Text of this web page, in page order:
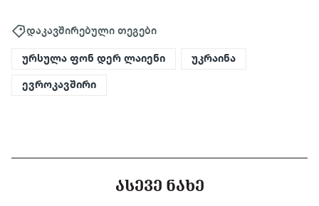
დაკავშირებული თეგები
ურსულა ფონ დერ ლაიენი უკრაინა
ევროკავშირი
ᲐᲡᲔᲕᲔ ᲜᲐᲮᲔ